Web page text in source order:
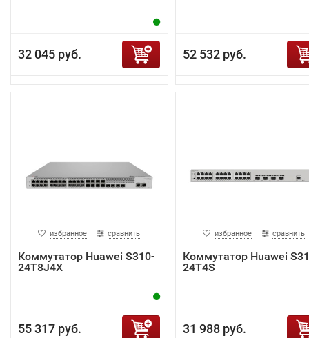
32 045 руб. 52 532 руб.
избранное сравнить
Коммутатор Huawei S310-
24T8J4X
55 317 руб.
избранное сравнить
Коммутатор Huawei
24T4S
31 988 руб.